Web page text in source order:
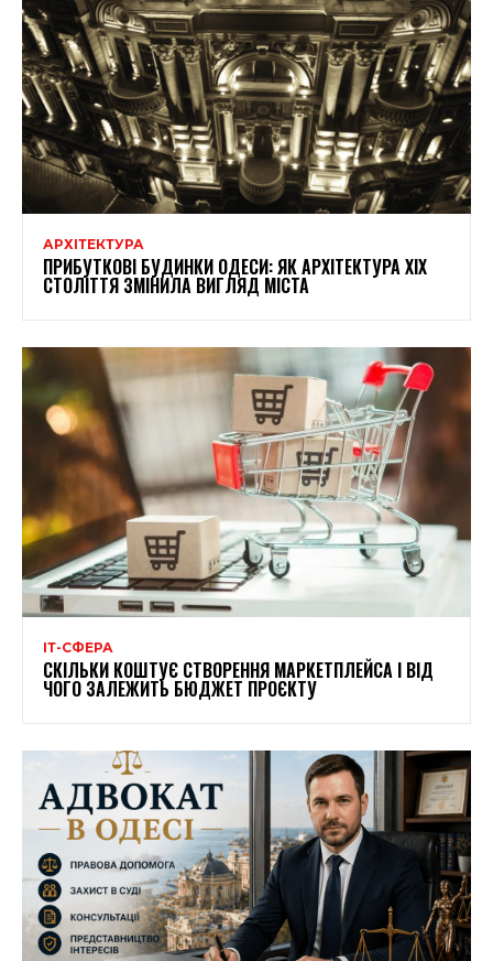
АРХІТЕКТУРА
ПРИБУТКОВІ БУДИНКИ ОДЕСИ: ЯК АРХІТЕКТУРА XIX
СТОЛІТТЯ ЗМІНИЛА ВИГЛЯД МІСТА
ІТ-СФЕРА
СКІЛЬКИ КОШТУЄ СТВОРЕННЯ МАРКЕТПЛЕЙСА І ВІД
ЧОГО ЗАЛЕЖИТЬ БЮДЖЕТ ПРОЄКТУ